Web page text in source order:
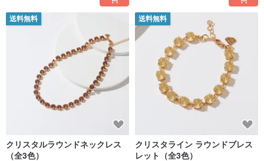
送料無料
クリスタルラウンドネックレス
（全3色）
送料無料
クリスタライン ラウンドブレス
レット（全3色）